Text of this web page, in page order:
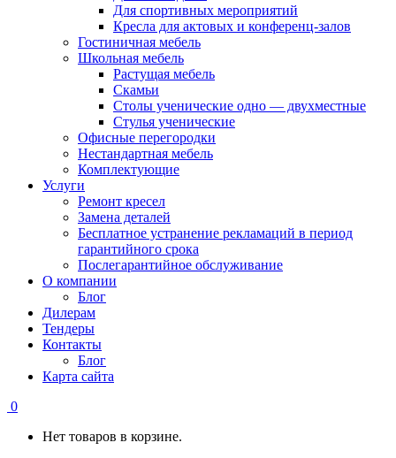
Для спортивных мероприятий
Кресла для актовых и конференц-залов
Гостиничная мебель
Школьная мебель
Растущая мебель
Скамьи
Столы ученические одно — двухместные
Стулья ученические
Офисные перегородки
Нестандартная мебель
Комплектующие
Услуги
Ремонт кресел
Замена деталей
Бесплатное устранение рекламаций в период
гарантийного срока
Послегарантийное обслуживание
О компании
Блог
Дилерам
Тендеры
Контакты
Блог
Карта сайта
0
Нет товаров в корзине.